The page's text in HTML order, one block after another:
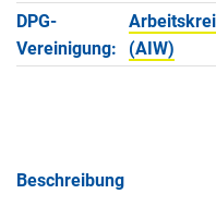
DPG-
Vereinigung:
(AIW)
Beschreibung